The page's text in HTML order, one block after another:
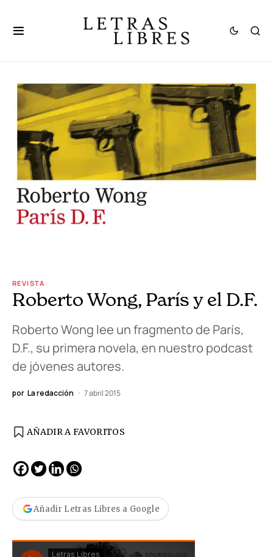
REVISTA
Roberto Wong, París y el D.F.
Roberto Wong lee un fragmento de París,
D.F., su primera novela, en nuestro podcast
de jóvenes autores.
por La redacción 7 abril 2015
AÑADIR A FAVORITOS
Añadir Letras Libres a Google